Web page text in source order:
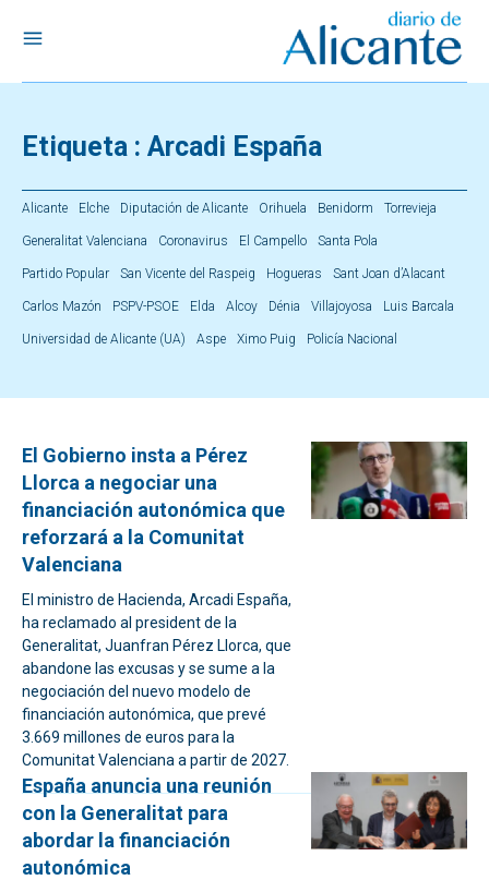
Etiqueta : Arcadi España
Alicante Elche Diputación de Alicante Orihuela Benidorm Torrevieja
Generalitat Valenciana Coronavirus El Campello Santa Pola
Partido Popular San Vicente del Raspeig Hogueras Sant Joan d’Alacant
Carlos Mazón PSPV-PSOE Elda Alcoy Dénia Villajoyosa Luis Barcala
Universidad de Alicante (UA) Aspe Ximo Puig Policía Nacional
El Gobierno insta a Pérez
Llorca a negociar una
financiación autonómica que
reforzará a la Comunitat
Valenciana
El ministro de Hacienda, Arcadi España,
ha reclamado al president de la
Generalitat, Juanfran Pérez Llorca, que
abandone las excusas y se sume a la
negociación del nuevo modelo de
financiación autonómica, que prevé
3.669 millones de euros para la
Comunitat Valenciana a partir de 2027.
España anuncia una reunión
con la Generalitat para
abordar la financiación
autonómica